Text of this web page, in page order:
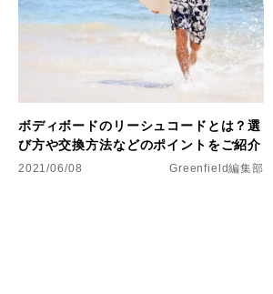
ボディボードのリーシュコードとは？選
び方や交換方法などのポイントをご紹介
2021/06/08 Greenfield編集部